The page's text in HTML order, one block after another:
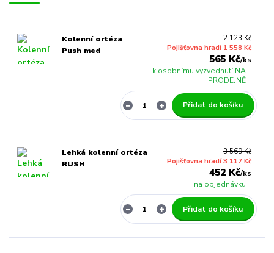
Kolenní ortéza
Push med
2 123 Kč
Pojišťovna hradí 1 558 Kč
565 Kč/ks
k osobnímu vyzvednutí NA
PRODEJNĚ
Přidat do košíku
Lehká kolenní ortéza
RUSH
3 569 Kč
Pojišťovna hradí 3 117 Kč
452 Kč/ks
na objednávku
Přidat do košíku